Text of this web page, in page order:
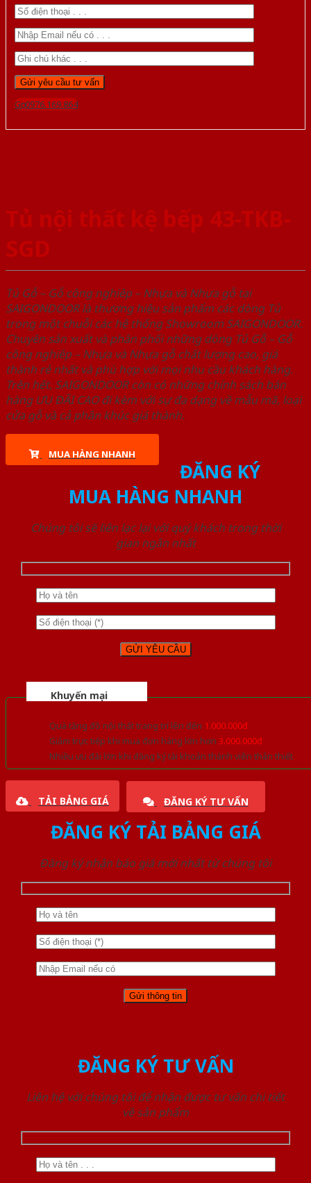
Gọi 0976.169.864
Tủ nội thất kệ bếp 43-TKB-
SGD
Tủ Gỗ – Gỗ công nghiêp – Nhựa và Nhựa gỗ tại
SAIGONDOOR là thương hiệu sản phẩm các dòng Tủ
trong một chuỗi các hệ thống Showroom SAIGONDOOR.
Chuyên sản xuất và phân phối những dòng Tủ Gỗ – Gỗ
công nghiêp – Nhựa và Nhựa gỗ chất lượng cao, giá
thành rẻ nhất và phù hợp với mọi nhu cầu khách hàng.
Trên hết, SAIGONDOOR còn có những chính sách bán
hàng ƯU ĐÃI CAO đi kèm với sự đa dạng về mẫu mã, loại
cửa gỗ và cả phân khúc giá thành.
MUA HÀNG NHANH
ĐĂNG KÝ
MUA HÀNG NHANH
Chúng tôi sẽ liên lạc lại với quý khách trong thời
gian ngắn nhất
Khuyến mại
Quà tặng đồ nội thất trang trí lên đến 1.000.000đ
Giảm trực tiếp khi mua đơn hàng lớn hơn 3.000.000đ
Nhiều ưu đãi lớn khi đăng ký tài khoản thành viên thân thiết
TẢI BẢNG GIÁ ĐĂNG KÝ TƯ VẤN
ĐĂNG KÝ TẢI BẢNG GIÁ
Đăng ký nhận báo giá mới nhất từ chúng tôi
ĐĂNG KÝ TƯ VẤN
Liên hệ với chúng tôi để nhận được tư vấn chi tiết
về sản phẩm